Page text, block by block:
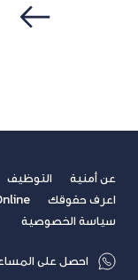
عن أمنية التوظيف
اعرف حقوقك
سياسة الخصوصية
احصل على